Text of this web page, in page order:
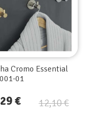
Cromo Essential
01
12,10 €
€